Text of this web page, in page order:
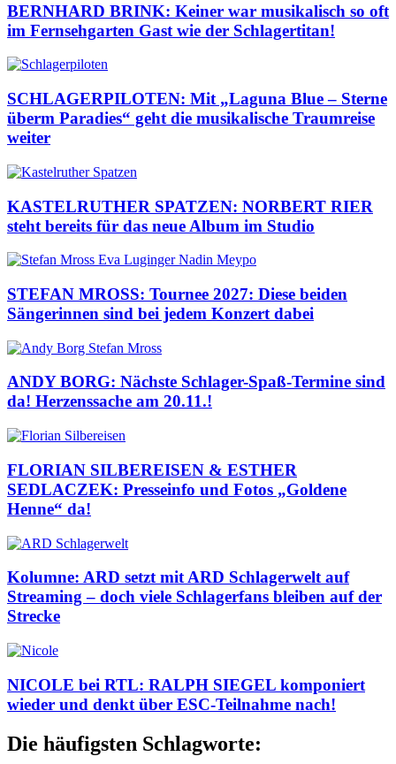
BERNHARD BRINK: Keiner war musikalisch so oft
im Fernsehgarten Gast wie der Schlagertitan!
SCHLAGERPILOTEN: Mit „Laguna Blue – Sterne
überm Paradies“ geht die musikalische Traumreise
weiter
KASTELRUTHER SPATZEN: NORBERT RIER
steht bereits für das neue Album im Studio
STEFAN MROSS: Tournee 2027: Diese beiden
Sängerinnen sind bei jedem Konzert dabei
ANDY BORG: Nächste Schlager-Spaß-Termine sind
da! Herzenssache am 20.11.!
FLORIAN SILBEREISEN & ESTHER
SEDLACZEK: Presseinfo und Fotos „Goldene
Henne“ da!
Kolumne: ARD setzt mit ARD Schlagerwelt auf
Streaming – doch viele Schlagerfans bleiben auf der
Strecke
NICOLE bei RTL: RALPH SIEGEL komponiert
wieder und denkt über ESC-Teilnahme nach!
Die häufigsten Schlagworte: